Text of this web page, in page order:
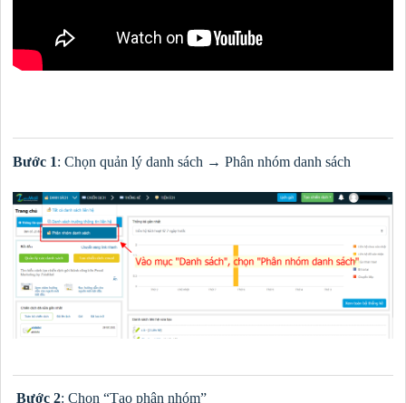
Bước 1: Chọn quản lý danh sách → Phân nhóm danh sách
Bước 2: Chọn “Tạo phân nhóm”